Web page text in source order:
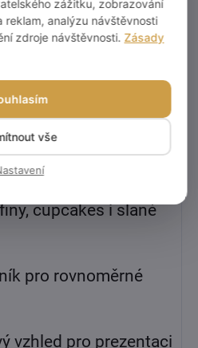
těsta a stabilitu při
muffiny se snadno
tvar i bez plechu
cupcakes i slané
pro rovnoměrné
vzhled pro prezentaci
zážitku, zobrazování
reklam, analýzu návštěvnosti
zdroje návštěvnosti. Zásady
vše